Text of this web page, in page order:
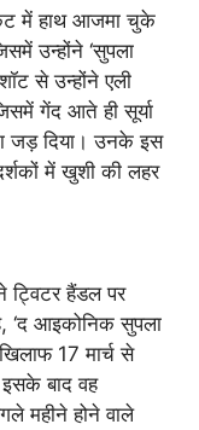
में हाथ आजमा चुके
उन्होंने ‘सुपला
से उन्होंने एली
गेंद आते ही सूर्या
जड़ दिया। उनके इस
में खुशी की लहर
ट्विटर हैंडल पर
‘द आइकोनिक सुपला
17 मार्च से
बाद वह
महीने होने वाले